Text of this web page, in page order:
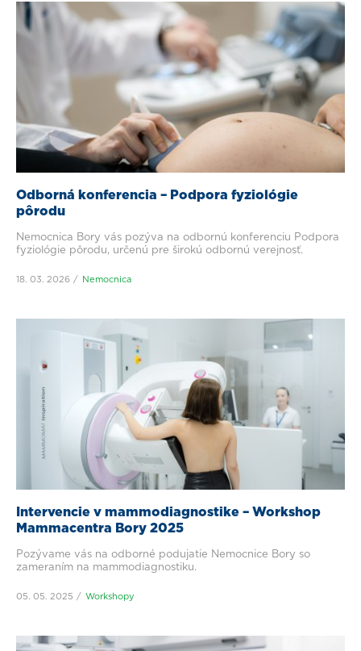
Odborná konferencia – Podpora fyziológie
pôrodu
Nemocnica Bory vás pozýva na odbornú konferenciu Podpora
fyziológie pôrodu, určenú pre širokú odbornú verejnosť.
18. 03. 2026 Nemocnica
Intervencie v mammodiagnostike – Workshop
Mammacentra Bory 2025
Pozývame vás na odborné podujatie Nemocnice Bory so
zameraním na mammodiagnostiku.
05. 05. 2025 Workshopy